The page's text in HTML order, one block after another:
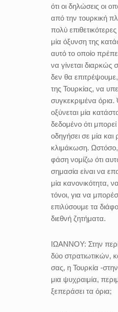
ότι οι δηλώσεις οι
από την τουρκική
πολύ
μία όξυνση της
αυτό το οποίο
να γίνεται διαρκώς
δεν θα
της Τουρκίας, να
συγκεκριμένα όρια.
οξύνεται μία
δεδομένο ότι
οδηγήσει σε μία και
κλιμάκωση.
φάση νομίζω ότι
σημασία είναι να
μία κανονικότητα,
τόνοι, για να
επιλύσουμε τα
διεθνή ζητήματα.
ΙΩΑΝΝΟΥ: Στην
δύο στρατιωτικών,
σας, η Τουρκία -
μια ψυχραιμία,
ξεπεράσει τα όρια;